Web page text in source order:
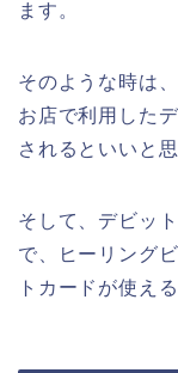
ます。
そのような時は
お店で利用した
されるといいと
そして、デビッ
で、ヒーリング
トカードが使え